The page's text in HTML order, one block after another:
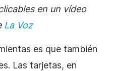
en un vídeo
La Voz
es que también
Las tarjetas, en